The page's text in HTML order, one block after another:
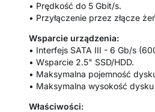
• Prędkość do 5 Gbit/s.
• Przyłączenie przez złącze
Wsparcie urządzenia:
• Interfejs SATA III - 6 Gb/s
• Wsparcie 2.5" SSD/HDD.
• Maksymalna pojemność
• Maksymalna wysokość
Właściwości: